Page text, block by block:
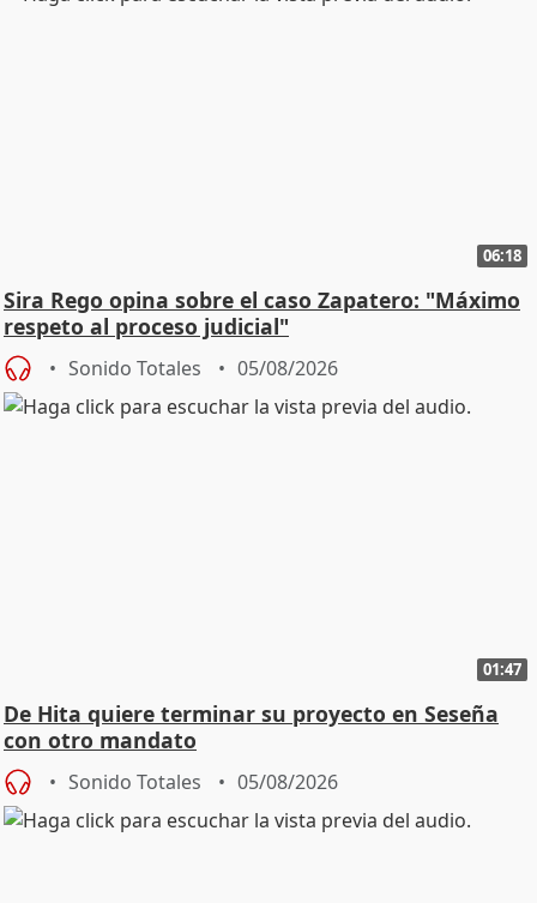
06:18
Sira Rego opina sobre el caso Zapatero: "Máximo
respeto al proceso judicial"
Sonido Totales 05/08/2026
01:47
De Hita quiere terminar su proyecto en Seseña
con otro mandato
Sonido Totales 05/08/2026